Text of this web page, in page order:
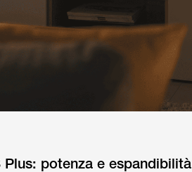
Plus: potenza e espandibilità